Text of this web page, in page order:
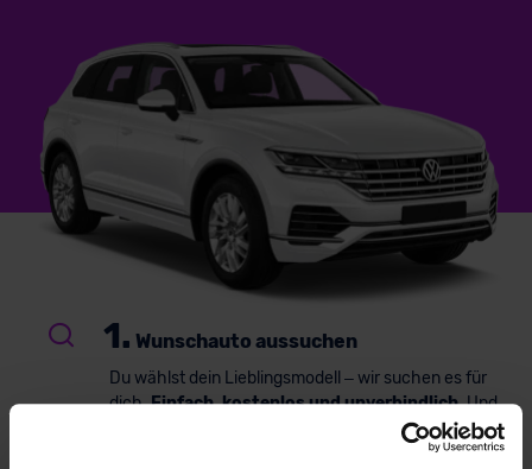
1. Wunschauto aussuchen
Du wählst dein Lieblingsmodell – wir suchen es für
dich.Einfach, kostenlos und unverbindlich. Und